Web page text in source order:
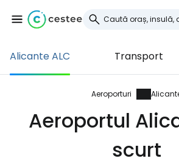
Alicante ALC Transport
Aeroporturi
Aeroportul
scurt
Conectați-vă
Cestee
... comunitatea mondială a